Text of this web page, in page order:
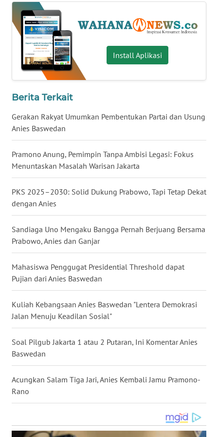
Install Aplikasi
Berita Terkait
Gerakan Rakyat Umumkan Pembentukan Partai dan Usung
Anies Baswedan
Pramono Anung, Pemimpin Tanpa Ambisi Legasi: Fokus
Menuntaskan Masalah Warisan Jakarta
PKS 2025–2030: Solid Dukung Prabowo, Tapi Tetap Dekat
dengan Anies
Sandiaga Uno Mengaku Bangga Pernah Berjuang Bersama
Prabowo, Anies dan Ganjar
Mahasiswa Penggugat Presidential Threshold dapat
Pujian dari Anies Baswedan
Kuliah Kebangsaan Anies Baswedan "Lentera Demokrasi
Jalan Menuju Keadilan Sosial"
Soal Pilgub Jakarta 1 atau 2 Putaran, Ini Komentar Anies
Baswedan
Acungkan Salam Tiga Jari, Anies Kembali Jamu Pramono-
Rano
WN
SERAMBI
WN
JAMBI
SULTRA
WN
SULTENG
WN
SULBAR
WN
BABEL
WN
SUMBAR
WN
SUMSEL
WN
BENGKULU
WN
JATENG